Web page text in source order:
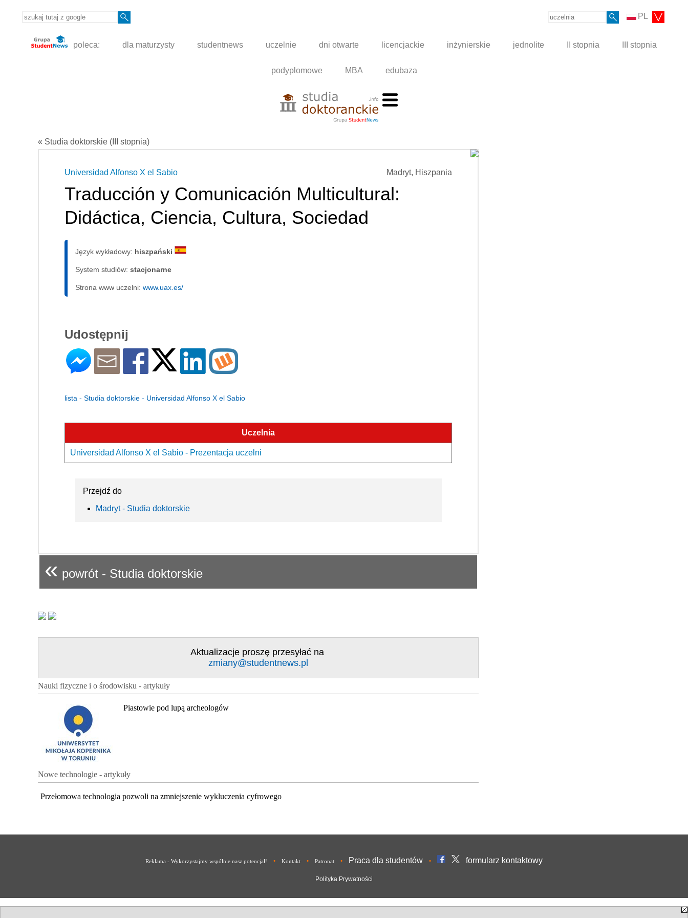
PL
poleca: dla maturzysty studentnews uczelnie dni otwarte licencjackie inżynierskie jednolite II stopnia III stopnia
podyplomowe MBA edubaza
« Studia doktorskie (III stopnia)
Madryt, Hiszpania
Universidad Alfonso X el Sabio
Traducción y Comunicación Multicultural:
Didáctica, Ciencia, Cultura, Sociedad
Język wykładowy: hiszpański
System studiów: sta­cjo­nar­ne
Strona www uczelni: www.uax.es/
Udostępnij
lista - Studia doktorskie - Universidad Alfonso X el Sabio
Uczelnia
Universidad Alfonso X el Sabio - Prezentacja uczelni
Przejdź do
Madryt - Studia doktorskie
« powrót - Studia doktorskie
Aktualizacje proszę przesyłać na
zmiany@studentnews.pl
Nauki fizyczne i o środowisku - artykuły
Piastowie pod lupą archeologów
Nowe technologie - artykuły
Przełomowa technologia pozwoli na zmniejszenie wykluczenia cyfrowego
Reklama - Wykorzystajmy wspólnie nasz potencjał! • Kontakt • Patronat • Praca dla studentów • formularz kontaktowy
Polityka Prywatności